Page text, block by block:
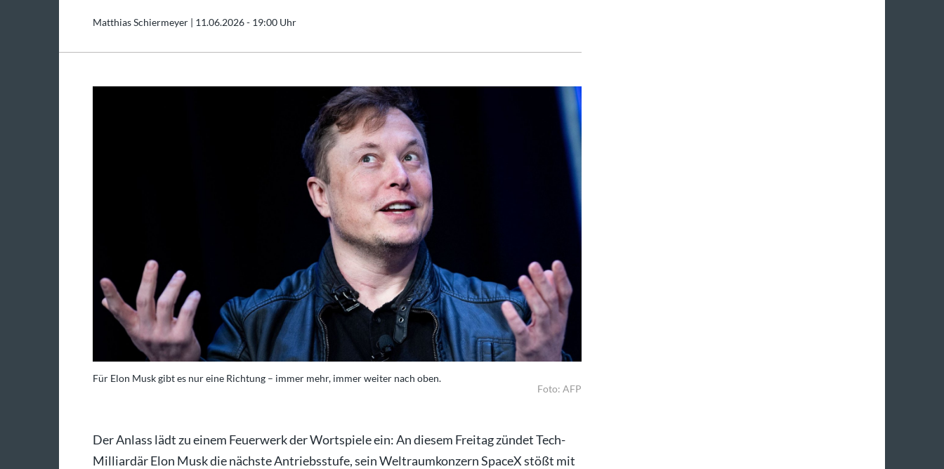
Matthias Schiermeyer | 11.06.2026 - 19:00 Uhr
Für Elon Musk gibt es nur eine Richtung – immer mehr, immer weiter nach oben.
Foto: AFP
Der Anlass lädt zu einem Feuerwerk der Wortspiele ein: An diesem Freitag zündet Tech-
Milliardär Elon Musk die nächste Antriebsstufe, sein Weltraumkonzern SpaceX stößt mit